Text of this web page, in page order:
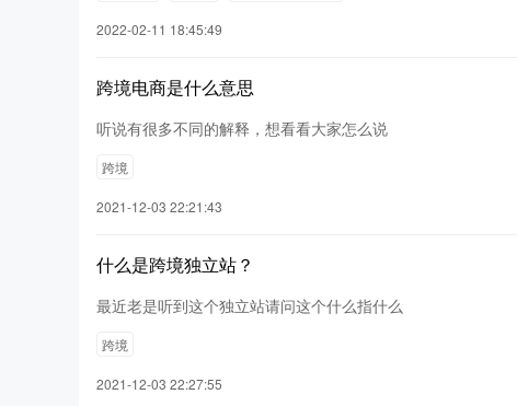
2022-02-11 18:45:49
跨境电商是什么意思
听说有很多不同的解释，想看看大家怎么说
跨境
2021-12-03 22:21:43
什么是跨境独立站？
最近老是听到这个独立站请问这个什么指什么
跨境
2021-12-03 22:27:55